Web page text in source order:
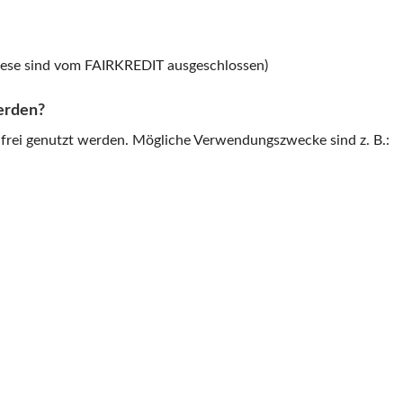
sind vom FAIRKREDIT ausgeschlossen)
genutzt werden. Mögliche Verwendungszwecke sind z. B.: